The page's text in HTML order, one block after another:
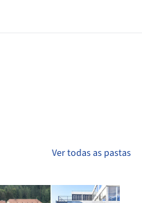
Ver todas as pastas